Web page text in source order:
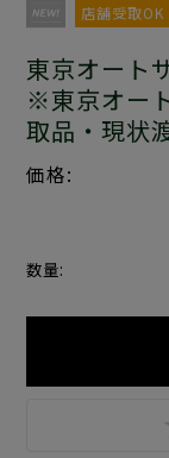
店舗受取OK
東京オート
※東京オー
取品・現状
価格:
数量: